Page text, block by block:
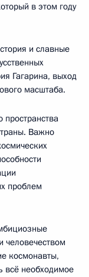
в этом году
и славные
Гагарина, выход
масштаба.
Важно
проблем
человечеством
космонавты,
всё необходимое